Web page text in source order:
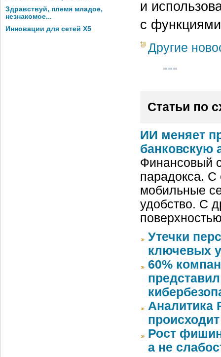
Здравствуй, племя младое,
незнакомое...
Инновации для сетей X5
и
с
Другие
Статьи по
ИИ меняет
банковскую
Финансовый
парадокса. С
мобильные
удобство. С
Утечки
ключевых
60%
Аналитика
Рост
а не